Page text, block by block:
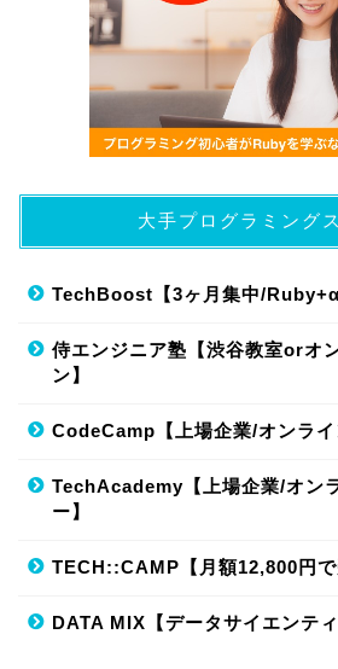
大手プログラミング
TechBoost【3ヶ月集中/
侍エンジニア塾【渋谷教室orオ
ン】
CodeCamp【上場企業/オンライ
TechAcademy【上場企業/オン
ー】
TECH::CAMP【月額12,800円で
DATA MIX【データサイエンティ